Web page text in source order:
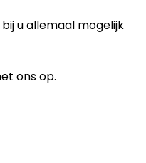
u allemaal mogelijk
ons op.